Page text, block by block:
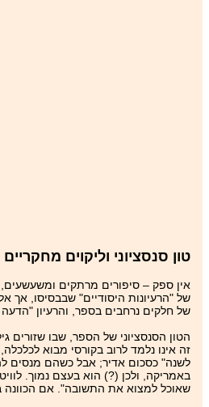
טון סנסציוני וליקוים מחקריים
אין ספק – סיפורים מרתקים
של "הרעיונות היסודיים" שבבסיסו, אך
של חלקים נרחבים בספר, והרעיון
הטון הסנסציוני של הספר, שבו שזורים
זה אינו נלמד לרוב בקורסי מבוא
לשנה" כסכום אדיר; אבל כשהם מנסים
באמריקה, ולכן (?) הוא בעצם נמוך.
שאוכל למצוא את התשובה". אם הכוונה